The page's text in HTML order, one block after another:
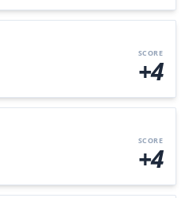
SCORE
+4
SCORE
+4